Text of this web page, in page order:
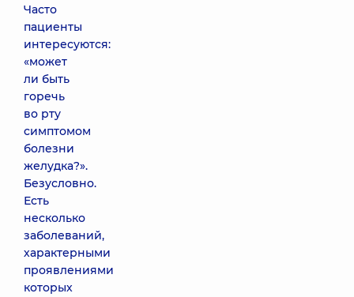
Часто
пациенты
интересуются:
«может
ли быть
горечь
во рту
симптомом
болезни
желудка?».
Безусловно.
Есть
несколько
заболеваний,
характерными
проявлениями
которых